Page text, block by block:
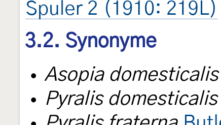
Spuler 2 (1910: 219L)
3.2. Synonyme
Asopia domesticalis
Pyralis domesticalis